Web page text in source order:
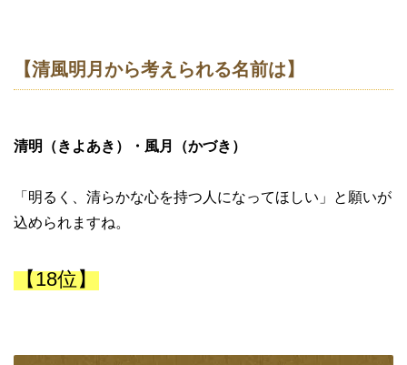
【清風明月から考えられる名前は】
清明（きよあき）・風月（かづき）
「明るく、清らかな心を持つ人になってほしい」と願いが
込められますね。
【18位】